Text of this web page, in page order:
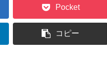
Pocket
コピー